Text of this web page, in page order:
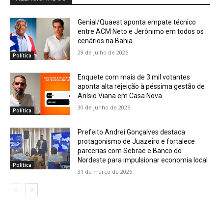
Política
Genial/Quaest aponta empate técnico
entre ACM Neto e Jerônimo em todos os
cenários na Bahia
29 de julho de 2026
Política
Enquete com mais de 3 mil votantes
aponta alta rejeição à péssima gestão de
Anísio Viana em Casa Nova
30 de junho de 2026
Política
Prefeito Andrei Gonçalves destaca
protagonismo de Juazeiro e fortalece
parcerias com Sebrae e Banco do
Nordeste para impulsionar economia local
31 de março de 2026